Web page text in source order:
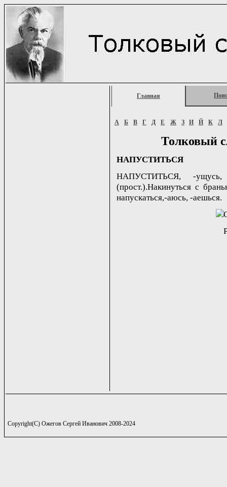
Главная
А Б В Г Д Е Ж З И Й К Л
Толковый
НАПУСТИТЬСЯ
НАПУСТИТЬСЯ, -
(прост.).Накинуться с
напускаться,-аюсь, -аешься.
Copyright(C) Ожегов Сергей Иванович 2008-2024